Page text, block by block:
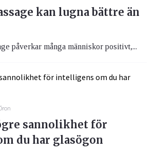
kan lugna bättre än
påverkar många människor positivt,...
sannolikhet för
du har glasögon